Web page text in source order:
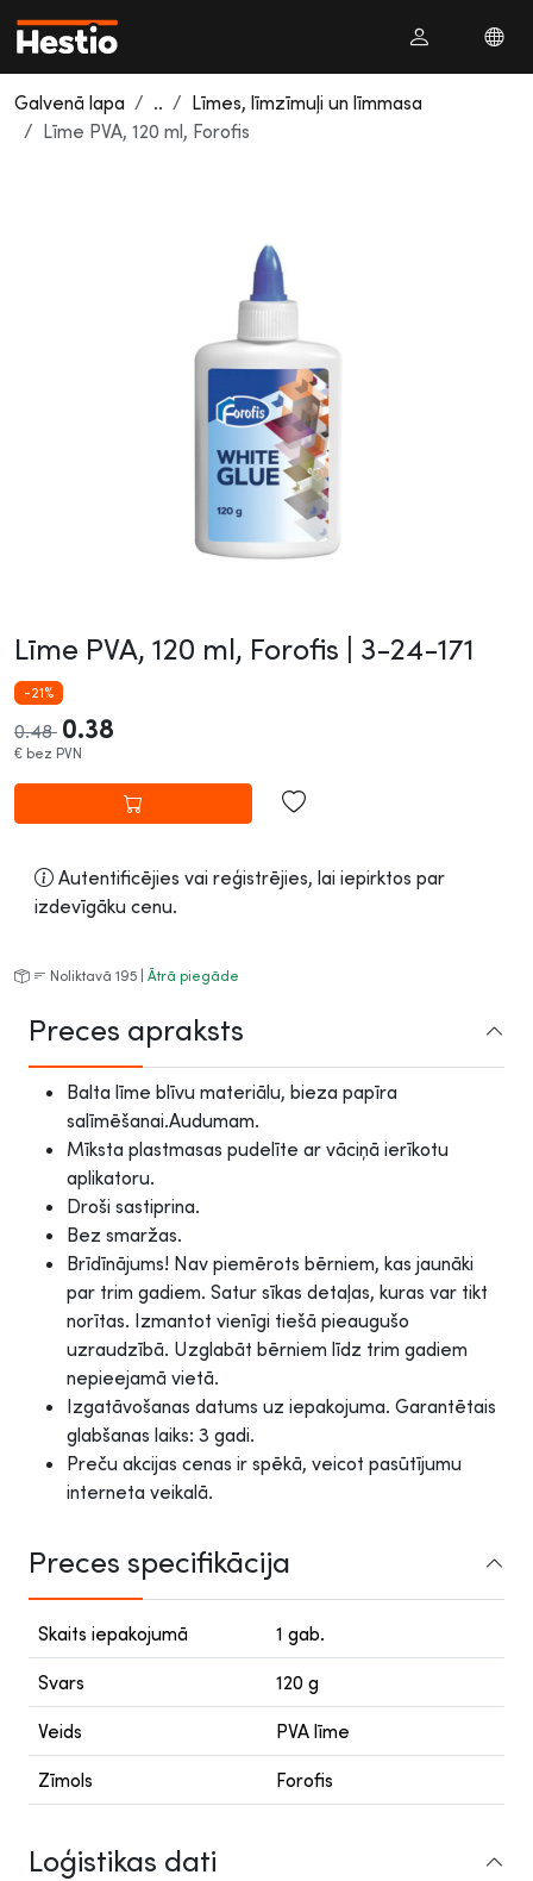
Galvenā lapa ..
Līmes, līmzīmuļi un līmmasa
Līme PVA, 120 ml, Forofis
Līme PVA, 120 ml, Forofis | 3-24-171
-21%
0.48 0.38
€ bez PVN
Autentificējies vai reģistrējies, lai iepirktos par
izdevīgāku cenu.
Noliktavā 195 | Ātrā piegāde
Preces apraksts
Balta līme blīvu materiālu, bieza papīra
salīmēšanai.Audumam.
Mīksta plastmasas pudelīte ar vāciņā ierīkotu
aplikatoru.
Droši sastiprina.
Bez smaržas.
Brīdīnājums! Nav piemērots bērniem, kas jaunāki
par trim gadiem. Satur sīkas detaļas, kuras var tikt
norītas. Izmantot vienīgi tiešā pieaugušo
uzraudzībā. Uzglabāt bērniem līdz trim gadiem
nepieejamā vietā.
Izgatāvošanas datums uz iepakojuma. Garantētais
glabšanas laiks: 3 gadi.
Preču akcijas cenas ir spēkā, veicot pasūtījumu
interneta veikalā.
Preces specifikācija
Skaits iepakojumā 1 gab.
Svars 120 g
Veids PVA līme
Zīmols Forofis
Loģistikas dati